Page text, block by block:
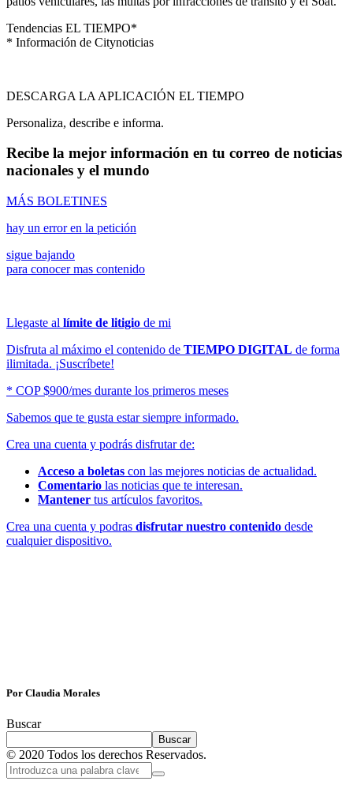
Tendencias EL TIEMPO*
* Información de Citynoticias
DESCARGA LA APLICACIÓN EL TIEMPO
Personaliza, describe e informa.
Recibe la mejor información en tu correo de noticias
nacionales y el mundo
MÁS BOLETINES
hay un error en la petición
sigue bajando
para conocer mas contenido
Llegaste al límite de litigio de mi
Disfruta al máximo el contenido de TIEMPO DIGITAL de forma
ilimitada. ¡Suscríbete!
* COP $900/mes durante los primeros meses
Sabemos que te gusta estar siempre informado.
Crea una cuenta y podrás disfrutar de:
Acceso a boletas con las mejores noticias de actualidad.
Comentario las noticias que te interesan.
Mantener tus artículos favoritos.
Crea una cuenta y podras disfrutar nuestro contenido desde
cualquier dispositivo.
Por Claudia Morales
Buscar
Buscar
© 2020 Todos los derechos Reservados.